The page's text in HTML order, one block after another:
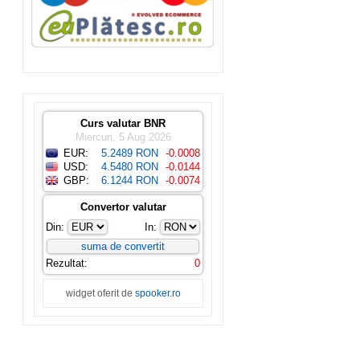
Curs valutar BNR
Miercuri, 5 Aug 2026
EUR:
5.2489 RON
-0.0008
USD:
4.5480 RON
-0.0144
GBP:
6.1244 RON -0.0074
Convertor valutar
Din:
In:
Rezultat: 0
widget oferit de spooker.ro